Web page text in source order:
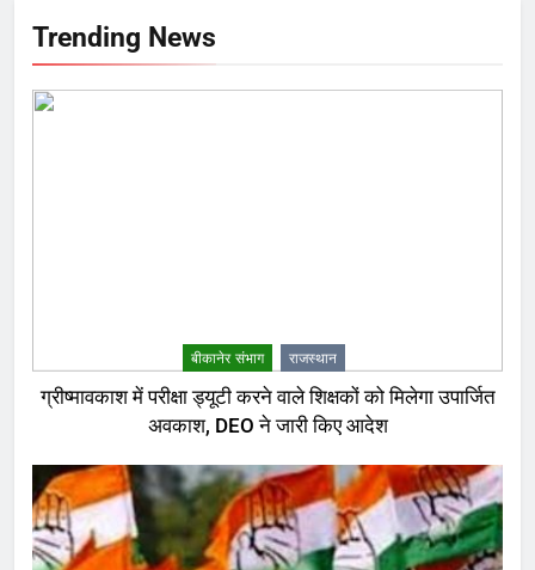
Trending News
बीकानेर संभाग राजस्थान
ग्रीष्मावकाश में परीक्षा ड्यूटी करने वाले शिक्षकों को मिलेगा उपार्जित
अवकाश, DEO ने जारी किए आदेश